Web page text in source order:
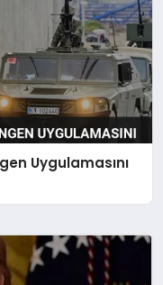
Uygulamasını